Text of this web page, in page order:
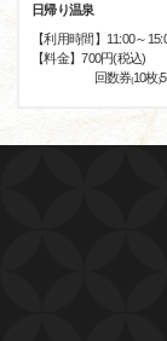
日帰り温泉
【利用時間】11:00～
【料金】700円(税込)
回数券₍10枚